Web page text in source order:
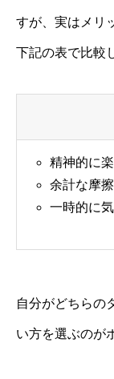
すが、実はメリ
下記の表で比較
精神的に
余計な摩
一時的に
自分がどちらの
い方を選ぶのが